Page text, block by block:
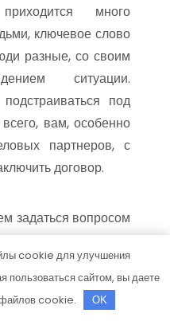
много
ключевое слово
разные, со своим
ситуации.
под
вам, особенно
партнеров, с
договор.
задаться вопросом
правилам
важно! Во многом
переговоры,
от вашего
cookie для улучшения
пользоваться сайтом, вы даете
файлов cookie.
OK